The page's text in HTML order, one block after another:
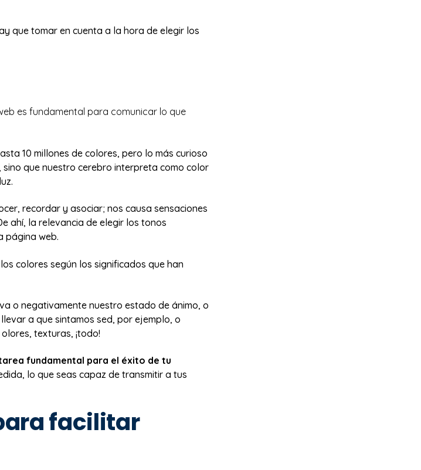
que tomar en cuenta a la hora de elegir los
es fundamental para comunicar lo que
10 millones de colores, pero lo más curioso
que nuestro cerebro interpreta como color
recordar y asociar; nos causa sensaciones
ahí, la relevancia de elegir los tonos
página web.
colores según los significados que han
o negativamente nuestro estado de ánimo, o
a que sintamos sed, por ejemplo, o
texturas, ¡todo!
fundamental para el éxito de tu
lo que seas capaz de transmitir a tus
facilitar